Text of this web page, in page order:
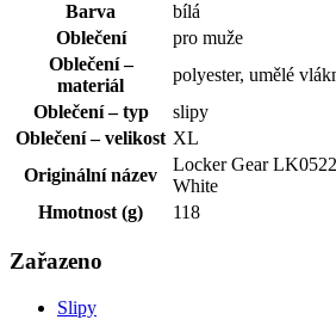
Barva
bílá
Oblečení
pro muže
Oblečení –
materiál
polyester, umělé
Oblečení – typ
slipy
Oblečení – velikost XL
Originální název
Locker Gear
White
Hmotnost (g)
118
Zařazeno
Slipy